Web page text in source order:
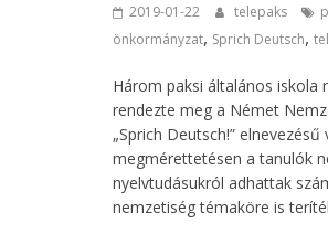
2019-01-22 telepaks
önkormányzat, Sprich Deutsch,
Három paksi általános iskola
rendezte meg a Német
„Sprich Deutsch!”
megmérettetésen a tanulók
nyelvtudásukról adhattak
nemzetiség témaköre is